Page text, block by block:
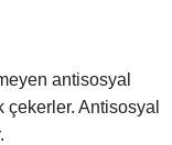
antisosyal
Antisosyal